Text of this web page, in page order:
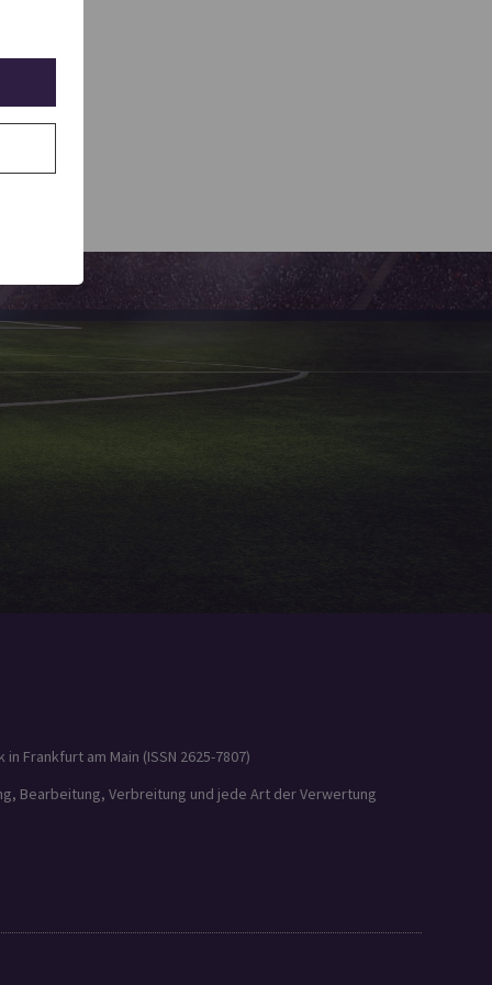
Frankfurt am Main (ISSN 2625-7807)
Bearbeitung, Verbreitung und jede Art der Verwertung